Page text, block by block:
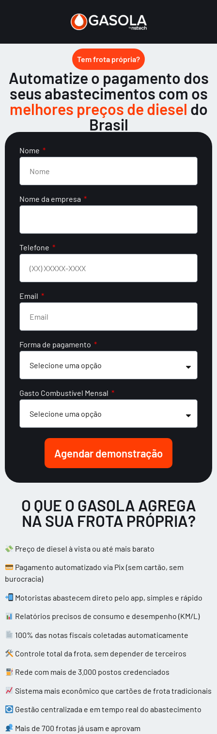
Tem frota própria?
Automatize o pagamento dos
seus abastecimentos com os
melhores preços de diesel do
Brasil
Nome
Nome da empresa
Telefone
Email
Forma de pagamento
Gasto Combustível Mensal
Agendar demonstração
O QUE O GASOLA AGREGA
NA SUA FROTA PRÓPRIA?
Preço de diesel à vista ou até mais barato
Pagamento automatizado via Pix (sem cartão, sem
burocracia)
Motoristas abastecem direto pelo app, simples e rápido
Relatórios precisos de consumo e desempenho (KM/L)
100% das notas fiscais coletadas automaticamente
Controle total da frota, sem depender de terceiros
Rede com mais de 3.000 postos credenciados
Sistema mais econômico que cartões de frota tradicionais
Gestão centralizada e em tempo real do abastecimento
Mais de 700 frotas já usam e aprovam